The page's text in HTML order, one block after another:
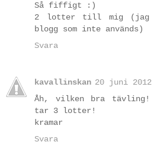
Så fiffigt :)
2 lotter till mig (jag
blogg som inte används)
Svara
kavallinskan 20 juni
Åh, vilken bra tävling!
tar 3 lotter!
kramar
Svara